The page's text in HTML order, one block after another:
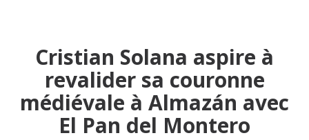
Cristian Solana aspire à
revalider sa couronne
médiévale à Almazán avec
El Pan del Montero